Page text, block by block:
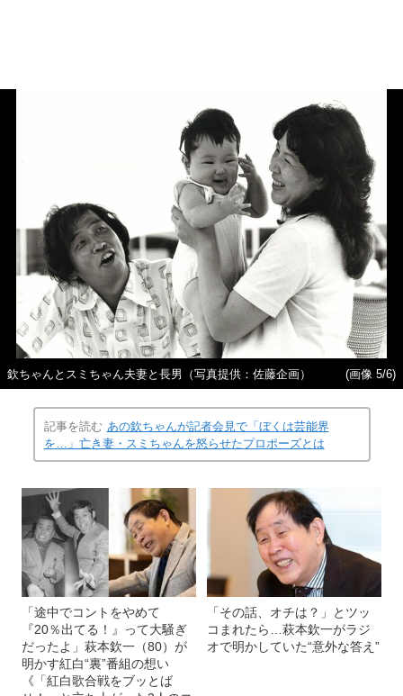
欽ちゃんとスミちゃん夫妻と長男（写真提供：佐藤企画） (画像 5/6)
記事を読む あの欽ちゃんが記者会見で「ぼくは芸能界
を…」亡き妻・スミちゃんを怒らせたプロポーズとは
「途中でコントをやめて
『20％出てる！』って大騒ぎ
だったよ」萩本欽一（80）が
明かす紅白“裏”番組の想い
《「紅白歌合戦をブッとば
「その話、オチは？」とツッ
コまれたら…萩本欽一がラジ
オで明かしていた“意外な答え”